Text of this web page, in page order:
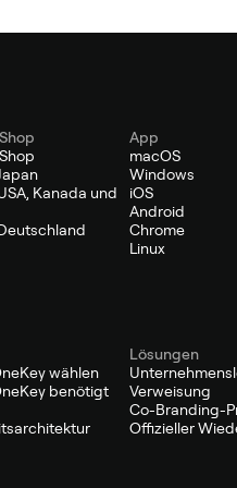
Kanada und
App
macOS
Windows
iOS
Android
Chrome
Linux
wählen
benötigt
Lösungen
Verweisung
Co-Branding-
Offizieller